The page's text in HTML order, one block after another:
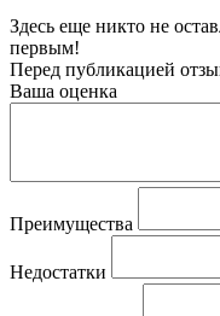
Здесь еще никто не
первым!
Перед публикацией
Ваша оценка
Преимущества
Недостатки